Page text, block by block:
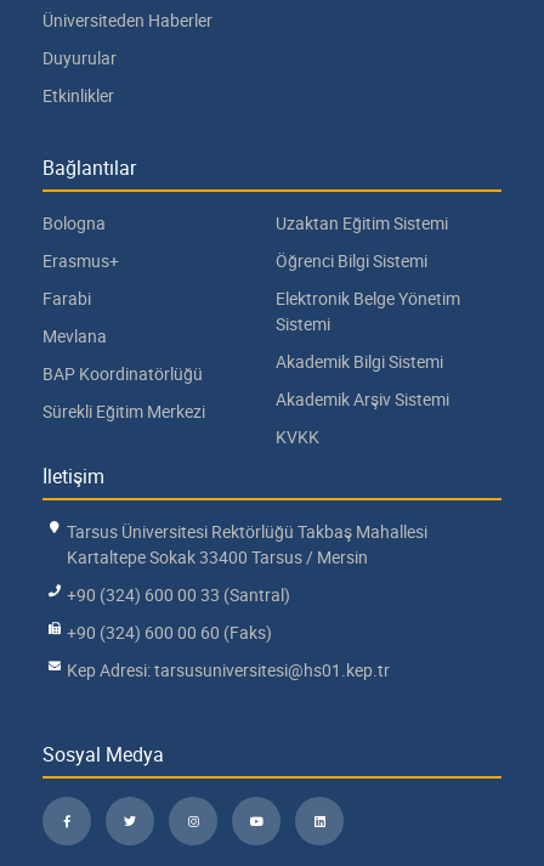
Üniversiteden Haberler
Duyurular
Etkinlikler
Bağlantılar
Bologna
Erasmus+
Farabi
Mevlana
BAP Koordinatörlüğü
Sürekli Eğitim Merkezi
Uzaktan Eğitim Sistemi
Öğrenci Bilgi Sistemi
Elektronik Belge Yönetim
Sistemi
Akademik Bilgi Sistemi
Akademik Arşiv Sistemi
KVKK
İletişim
Tarsus Üniversitesi Rektörlüğü Takbaş Mahallesi
Kartaltepe Sokak 33400 Tarsus / Mersin
+90 (324) 600 00 33 (Santral)
+90 (324) 600 00 60 (Faks)
Kep Adresi: tarsusuniversitesi@hs01.kep.tr
Sosyal Medya